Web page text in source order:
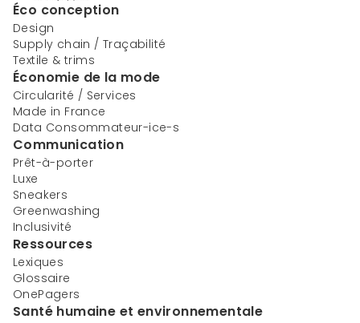
Éco conception
Design
Supply chain / Traçabilité
Textile & trims
Économie de la mode
Circularité / Services
Made in France
Data Consommateur-ice-s
Communication
Prêt-à-porter
Luxe
Sneakers
Greenwashing
Inclusivité
Ressources
Lexiques
Glossaire
OnePagers
Santé humaine et environnementale